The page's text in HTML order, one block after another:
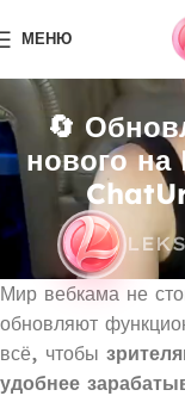
МЕНЮ
🔄
нового на
Мир вебкама не
обновляют
всё, чтобы
удобнее